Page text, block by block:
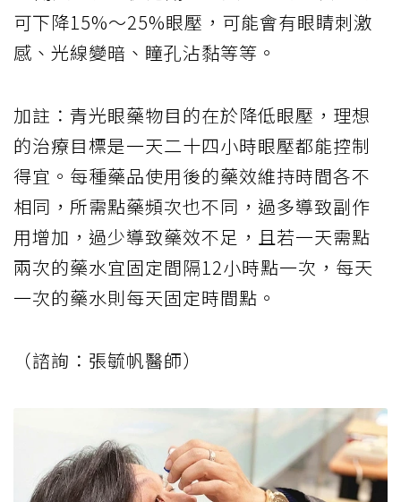
可下降15%～25%眼壓，可能會有眼睛刺激
感、光線變暗、瞳孔沾黏等等。
加註：青光眼藥物目的在於降低眼壓，理想
的治療目標是一天二十四小時眼壓都能控制
得宜。每種藥品使用後的藥效維持時間各不
相同，所需點藥頻次也不同，過多導致副作
用增加，過少導致藥效不足，且若一天需點
兩次的藥水宜固定間隔12小時點一次，每天
一次的藥水則每天固定時間點。
（諮詢：張毓帆醫師）